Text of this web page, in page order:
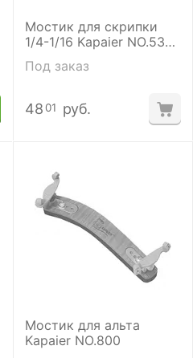
Мостик для скрипки
1/4-1/16 Kapaier NO.530
KPE
Под заказ
4801 руб.
Мостик для альта
Kapaier NO.800